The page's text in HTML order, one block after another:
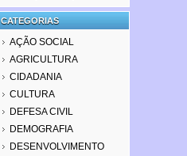
CATEGORIAS
AÇÃO SOCIAL
AGRICULTURA
CIDADANIA
CULTURA
DEFESA CIVIL
DEMOGRAFIA
DESENVOLVIMENTO